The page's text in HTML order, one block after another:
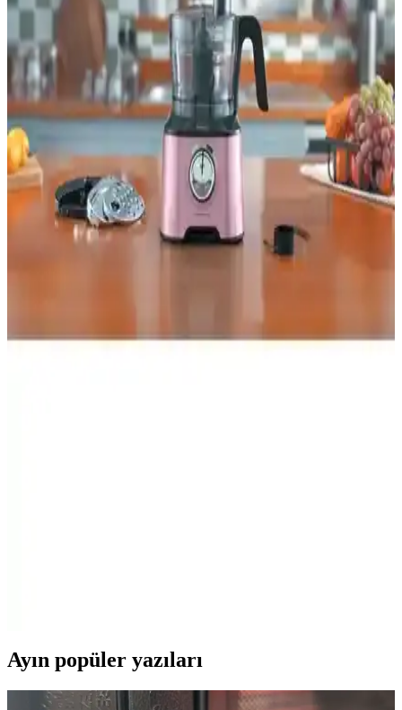
İki kahve makinesi detaylı karşılaştırmasıyla tasarım, kullanım,
kahve kalitesi ve fonksiyonlar analiz edilerek, kullanıcıların tercihine
rehberlik ediyor.
Karaca Blendfit Go Personal ve Multiblend
Smoothie Blender Krem Karşılaştırması
Karaca Blendfit Go ve Multiblend Krem blenderlarının güç,
kapasite ve fonksiyonlarını karşılaştırıyoruz. Performans,
dayanıklılık ve kullanıcı deneyimleriyle ilgili detaylar içerir.
Karaca Tea Glass 2 In 1 Çay Makinesi ve Kettle
Cosmic Lilac – Cam Demlik ve Paslanmaz Gövde
Karaca Tea Glass 2 In 1 Çay Makinesi ve Kettle Cosmic Lilac, cam
Arzum AR3077 ve Karaca Çaysever 3 In 1 Çay
Ayın popüler yazıları